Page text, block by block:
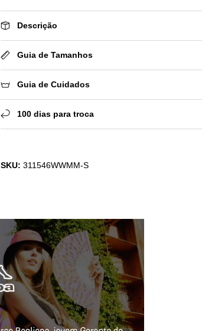
Descrição
Guia de Tamanhos
Guia de Cuidados
100 dias para troca
SKU: 311546WWMM-S